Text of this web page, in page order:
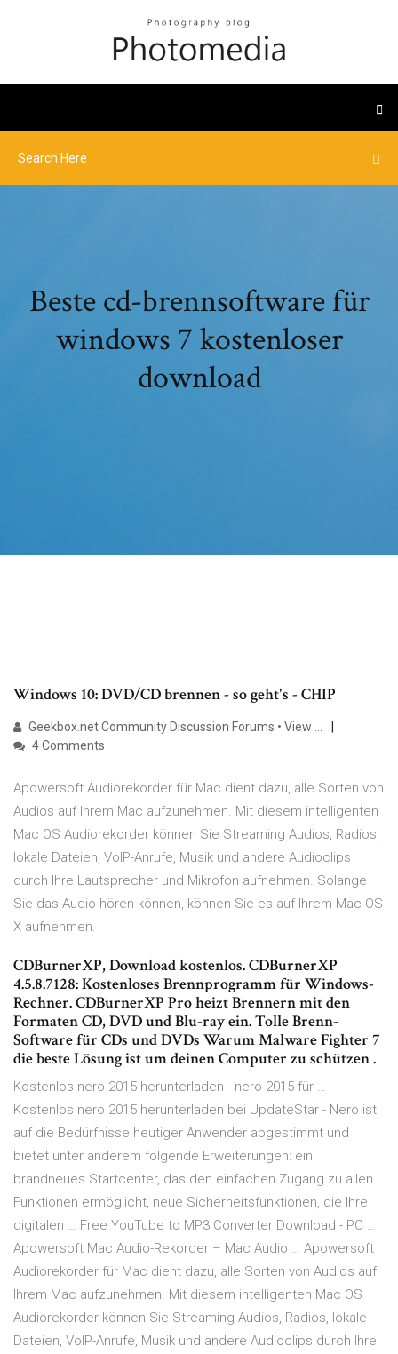
Beste cd-brennsoftware für
windows 7 kostenloser
download
Windows 10: DVD/CD brennen - so geht's - CHIP
Geekbox.net Community Discussion Forums • View …
4 Comments
Apowersoft Audiorekorder für Mac dient dazu, alle Sorten von
Audios auf Ihrem Mac aufzunehmen. Mit diesem intelligenten
Mac OS Audiorekorder können Sie Streaming Audios, Radios,
lokale Dateien, VoIP-Anrufe, Musik und andere Audioclips
durch Ihre Lautsprecher und Mikrofon aufnehmen. Solange
Sie das Audio hören können, können Sie es auf Ihrem Mac OS
X aufnehmen.
CDBurnerXP, Download kostenlos. CDBurnerXP
4.5.8.7128: Kostenloses Brennprogramm für Windows-
Rechner. CDBurnerXP Pro heizt Brennern mit den
Formaten CD, DVD und Blu-ray ein. Tolle Brenn-
Software für CDs und DVDs Warum Malware Fighter 7
die beste Lösung ist um deinen Computer zu schützen .
Kostenlos nero 2015 herunterladen - nero 2015 für …
Kostenlos nero 2015 herunterladen bei UpdateStar - Nero ist
auf die Bedürfnisse heutiger Anwender abgestimmt und
bietet unter anderem folgende Erweiterungen: ein
brandneues Startcenter, das den einfachen Zugang zu allen
Funktionen ermöglicht, neue Sicherheitsfunktionen, die Ihre
digitalen … Free YouTube to MP3 Converter Download - PC …
Apowersoft Mac Audio-Rekorder – Mac Audio … Apowersoft
Audiorekorder für Mac dient dazu, alle Sorten von Audios auf
Ihrem Mac aufzunehmen. Mit diesem intelligenten Mac OS
Audiorekorder können Sie Streaming Audios, Radios, lokale
Dateien, VoIP-Anrufe, Musik und andere Audioclips durch Ihre